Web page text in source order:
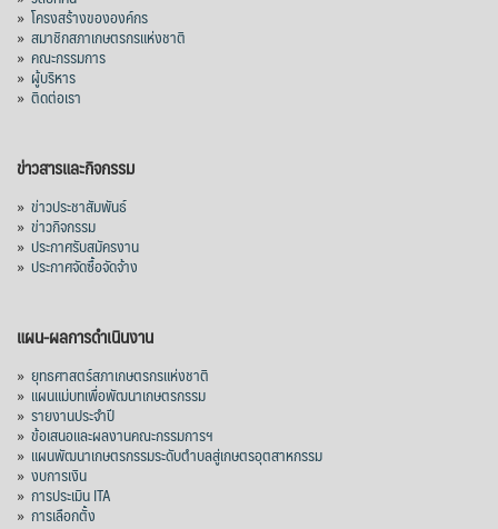
สาเหตุที่พระพุทธเจ้าได้ทรงอนุญาตให้จำ
พรรษาอยู่ ณ สถานที่ใดสถานที่หนึ่งตลอดระยะ
เวลา 3 เดือนแก่พ
View on Facebook
สภาเกษตรกรแห่งชาติ
1 week ago
พระบาท สมเด็จพระกนิษฐาธิราชเจ้า กรม
สมเด็จพระเทพรัตนราชสุดาฯ สยามบรมราช
กุมารี ในงานสโมสรสันนิบาตเฉลิมพระเกียรติ
พระบาทสมเด็จพระเจ้าอยู่หัว เนื่องในโอกาส
เฉลิมพระชนมพรรษา ๒๘ กรกฎาคม ๒๕๖๙
โดยสมเด็จพระกนิษฐาธิราชเจ้า กรมสมเด็จ
พระเทพรัตนราชสุดาฯ สยามบรมราชกุมารี
» โครงสร้างขององค์กร
» สมาชิกสภาเกษตรกรแห่งชาติ
» คณะกรรมการ
» ผู้บริหาร
» ติดต่อเรา
ข่าวสารและกิจกรรม
» ข่าวประชาสัมพันธ์
» ข่าวกิจกรรม
» ประกาศรับสมัครงาน
» ประกาศจัดซื้อจัดจ้าง
แผน-ผลการดำเนินงาน
» ยุทธศาสตร์สภาเกษตรกรแห่งชาติ
» แผนแม่บทเพื่อพัฒนาเกษตรกรรม
» รายงานประจำปี
» ข้อเสนอและผลงานคณะกรรมการฯ
» แผนพัฒนาเกษตรกรรมระดับตำบลสู่เกษตรอุตสาหกรรม
» งบการเงิน
» การประเมิน ITA
» การเลือกตั้ง